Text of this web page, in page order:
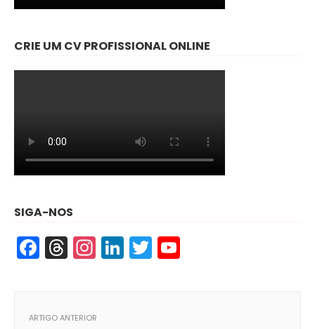
CRIE UM CV PROFISSIONAL ONLINE
SIGA-NOS
Facebook
Threads
Instagram
LinkedIn
Twitter
ARTIGO ANTERIOR